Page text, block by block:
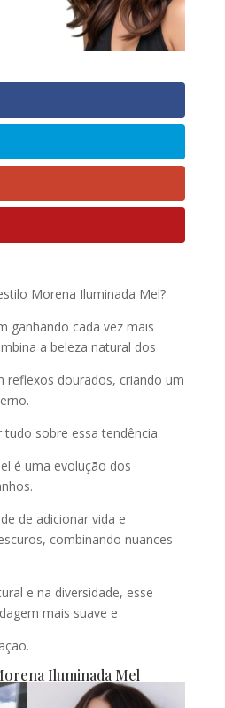
Morena Iluminada Mel?
ganhando cada vez mais
a beleza natural dos
reflexos dourados, criando um
sobre essa tendência.
é uma evolução dos
de adicionar vida e
combinando nuances
e na diversidade, esse
mais suave e
Iluminada Mel